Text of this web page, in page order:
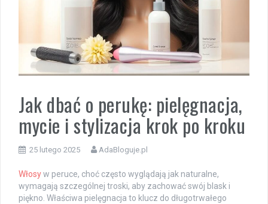
Jak dbać o perukę: pielęgnacja,
mycie i stylizacja krok po kroku
25 lutego 2025 AdaBloguje.pl
Włosyw peruce, choć często wyglądają jak naturalne,
wymagają szczególnej troski, aby zachować swój blask i
piękno. Właściwa pielęgnacja to klucz do długotrwałego